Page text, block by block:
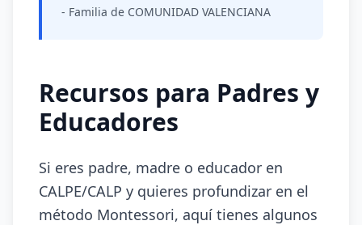
- Familia de COMUNIDAD VALENCIANA
Recursos para Padres y
Educadores
Si eres padre, madre o educador en
CALPE/CALP y quieres profundizar en el
método Montessori, aquí tienes algunos